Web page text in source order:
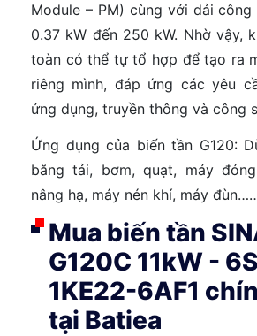
Module – PM) cùng với dải
0.37 kW đến 250 kW. Nhờ vậy,
toàn có thể tự tổ hợp để tạo ra
riêng mình, đáp ứng các yêu
ứng dụng, truyền thông và công
Ứng dụng của biến tần G120:
băng tải, bơm, quạt, máy
nâng hạ, máy nén khí, máy
Mua biến tần
G120C 11kW -
1KE22-6AF1
tại Batiea